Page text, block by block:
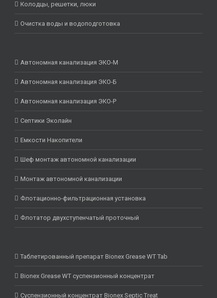
Колодцы, решетки, люки
Очистка воды и водоподготовка
Автономная канализация ЭКО-М
Автономная канализация ЭКО-Б
Автономная канализация ЭКО-Р
Септики Эколайн
Емкости Накопители
Шеф монтаж автономной канализации
Монтаж автономной канализации
Флотационно-фильтрационная установка
Флотатор двухступенчатый проточный
Таблетированный препарат Bionex Grease WT Tab
Bionex Grease WT суспензионный концентрат
Суспензионный концентрат Bionex Septic Treat